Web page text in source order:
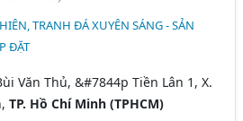
TRANH ĐÁ XUYÊN SÁNG - SẢN
ĐẶT
Văn Thủ, &#7844p Tiền Lân 1, X.
TP. Hồ Chí Minh (TPHCM)